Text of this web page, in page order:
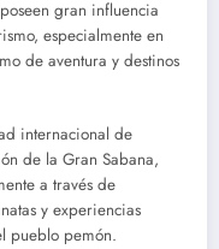
poseen gran influencia
especialmente en
de aventura y destinos
internacional de
de la Gran Sabana,
a través de
y experiencias
pueblo pemón.